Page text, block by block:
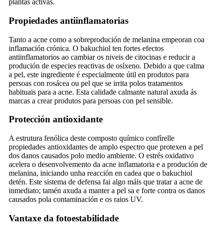
plantas activas.
Propiedades antiinflamatorias
Tanto a acne como a sobreprodución de melanina empeoran coa
inflamación crónica. O bakuchiol ten fortes efectos
antiinflamatorios ao cambiar os niveis de citocinas e reducir a
produción de especies reactivas de osíxeno. Debido a que calma
a pel, este ingrediente é especialmente útil en produtos para
persoas con rosácea ou pel que se irrita polos tratamentos
habituais para a acne. Esta calidade calmante natural axuda ás
marcas a crear produtos para persoas con pel sensible.
Protección antioxidante
A estrutura fenólica deste composto químico confírelle
propiedades antioxidantes de amplo espectro que protexen a pel
dos danos causados ​​polo medio ambiente. O estrés oxidativo
acelera o desenvolvemento da acne inflamatoria e a produción de
melanina, iniciando unha reacción en cadea que o bakuchiol
detén. Este sistema de defensa fai algo máis que tratar a acne de
inmediato; tamén axuda a manter a pel sa e forte contra os danos
causados ​​pola contaminación e os raios UV.
Vantaxe da fotoestabilidade